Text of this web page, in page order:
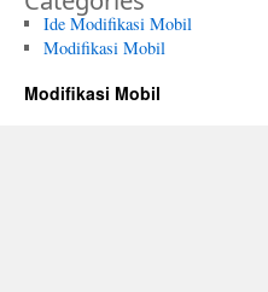
Ide Modifikasi Mobil
Modifikasi Mobil
Modifikasi Mobil